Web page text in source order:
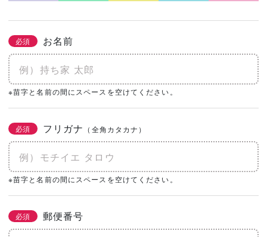
必須 お名前
※苗字と名前の間にスペースを空けてください。
必須 フリガナ （全角カタカナ）
※苗字と名前の間にスペースを空けてください。
必須 郵便番号